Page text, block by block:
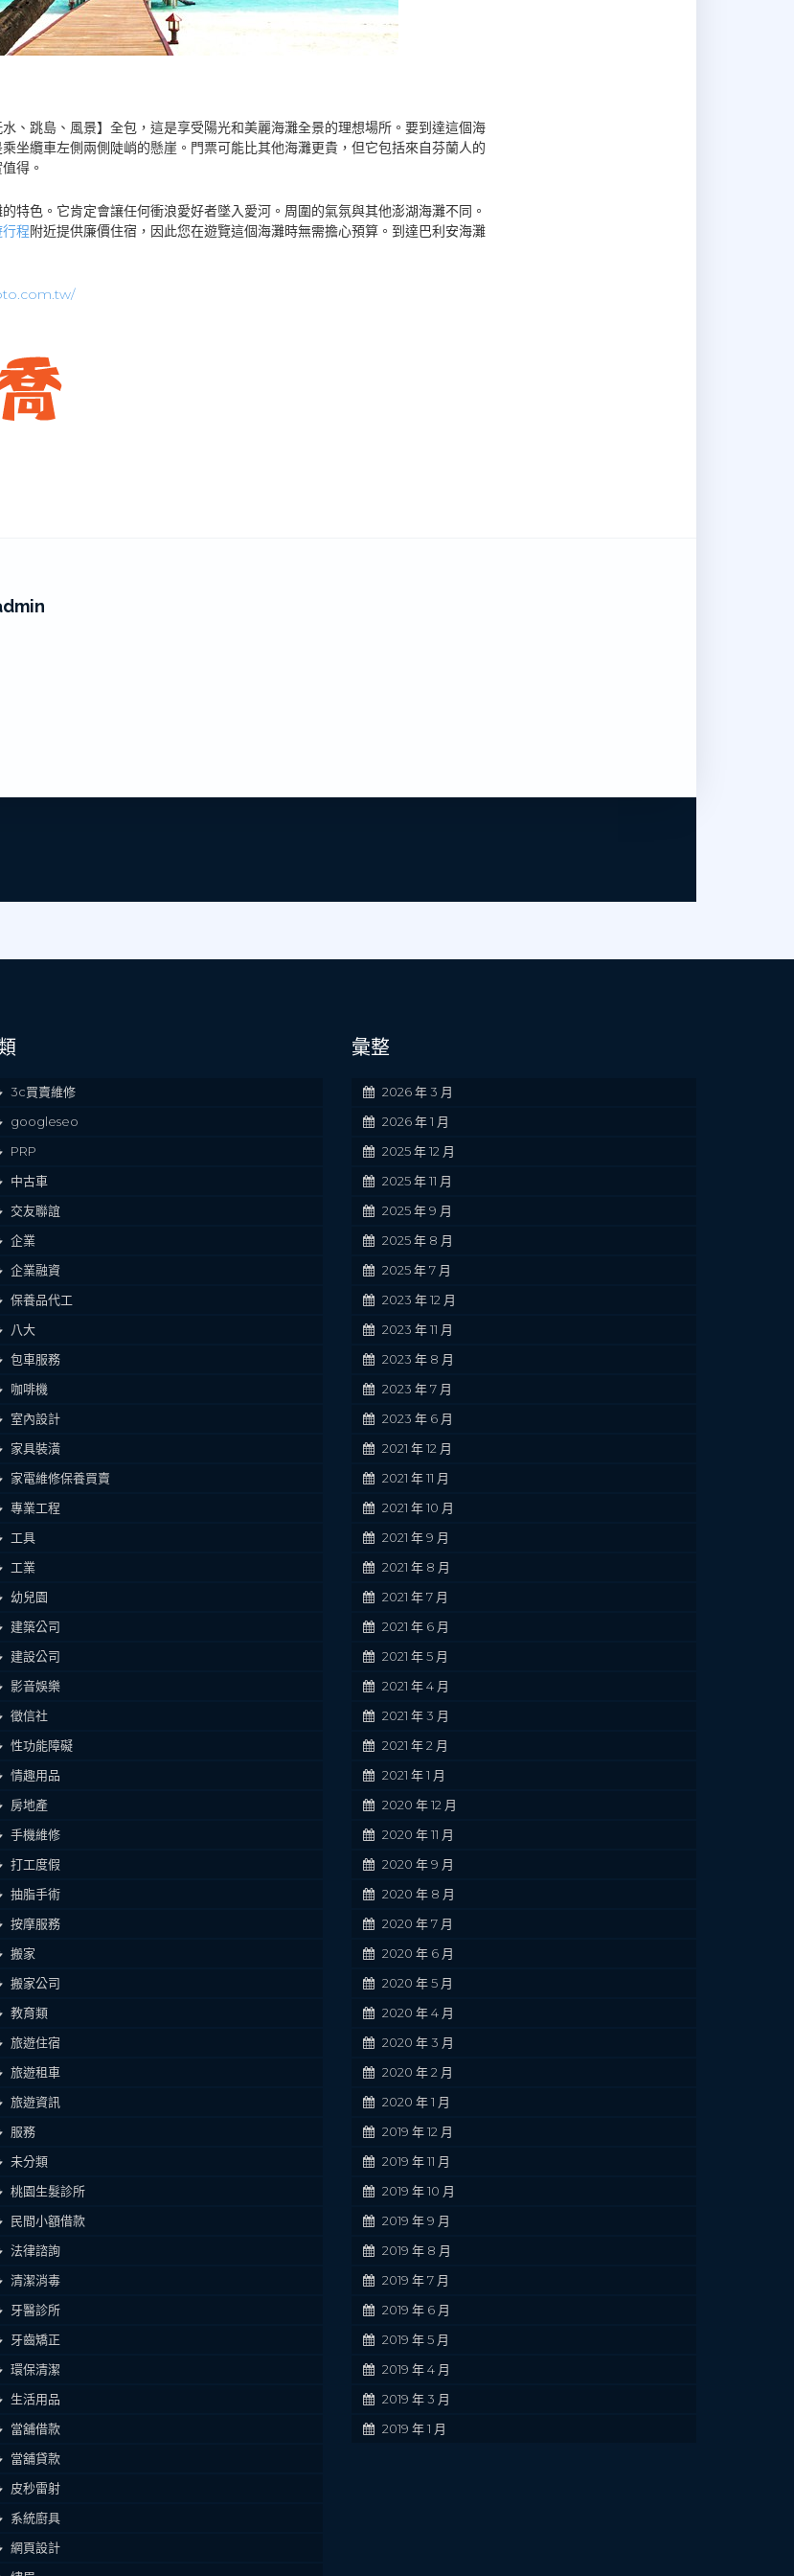
、跳島、風景】全包，這是享受陽光和美麗海灘全景的理想場所。要到達這個海
坐纜車左側兩側陡峭的懸崖。門票可能比其他海灘更貴，但它包括來自芬蘭人的
得。
特色。它肯定會讓任何衝浪愛好者墜入愛河。周圍的氣氛與其他澎湖海灘不同。
程附近提供廉價住宿，因此您在遊覽這個海灘時無需擔心預算。到達巴利安海灘
3c買賣維修
googleseo
PRP
中古車
交友聯誼
企業
企業融資
保養品代工
八大
包車服務
咖啡機
室內設計
家具裝潢
家電維修保養買賣
專業工程
工具
工業
幼兒園
建築公司
建設公司
影音娛樂
徵信社
性功能障礙
情趣用品
房地產
手機維修
打工度假
抽脂手術
按摩服務
搬家
搬家公司
教育類
旅遊住宿
旅遊租車
旅遊資訊
服務
未分類
桃園生髮診所
民間小額借款
法律諮詢
清潔消毒
牙醫診所
牙齒矯正
環保清潔
生活用品
當舖借款
當舖貸款
皮秒雷射
系統廚具
網頁設計
彙整
2026 年 3 月
2026 年 1 月
2025 年 12 月
2025 年 11 月
2025 年 9 月
2025 年 8 月
2025 年 7 月
2023 年 12 月
2023 年 11 月
2023 年 8 月
2023 年 7 月
2023 年 6 月
2021 年 12 月
2021 年 11 月
2021 年 10 月
2021 年 9 月
2021 年 8 月
2021 年 7 月
2021 年 6 月
2021 年 5 月
2021 年 4 月
2021 年 3 月
2021 年 2 月
2021 年 1 月
2020 年 12 月
2020 年 11 月
2020 年 9 月
2020 年 8 月
2020 年 7 月
2020 年 6 月
2020 年 5 月
2020 年 4 月
2020 年 3 月
2020 年 2 月
2020 年 1 月
2019 年 12 月
2019 年 11 月
2019 年 10 月
2019 年 9 月
2019 年 8 月
2019 年 7 月
2019 年 6 月
2019 年 5 月
2019 年 4 月
2019 年 3 月
2019 年 1 月